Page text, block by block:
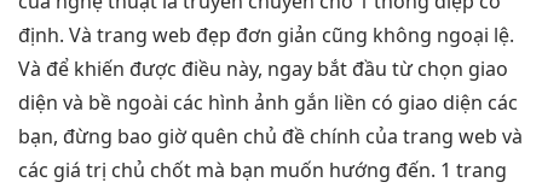
định. Và trang web đẹp đơn giản cũng không ngoại lệ.
Và để khiến được điều này, ngay bắt đầu từ chọn giao
diện và bề ngoài các hình ảnh gắn liền có giao diện các
bạn, đừng bao giờ quên chủ đề chính của trang web và
các giá trị chủ chốt mà bạn muốn hướng đến. 1 trang